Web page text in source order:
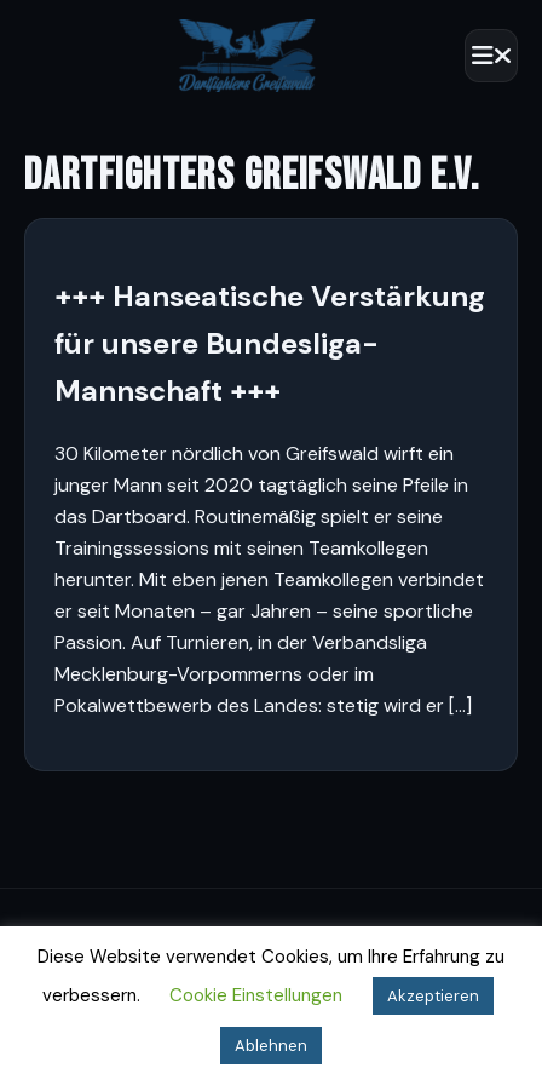
DARTFIGHTERS GREIFSWALD E.V.
+++ Hanseatische Verstärkung
für unsere Bundesliga-
Mannschaft +++
30 Kilometer nördlich von Greifswald wirft ein
junger Mann seit 2020 tagtäglich seine Pfeile in
das Dartboard. Routinemäßig spielt er seine
Trainingssessions mit seinen Teamkollegen
herunter. Mit eben jenen Teamkollegen verbindet
er seit Monaten – gar Jahren – seine sportliche
Passion. Auf Turnieren, in der Verbandsliga
Mecklenburg-Vorpommerns oder im
Pokalwettbewerb des Landes: stetig wird er […]
ImpressumDatenschutzCookie-Richtlinie
© 2026 Dartfighters Greifswald e.V.
Diese Website verwendet Cookies, um Ihre Erfahrung zu
verbessern.
Cookie Einstellungen Akzeptieren
Ablehnen